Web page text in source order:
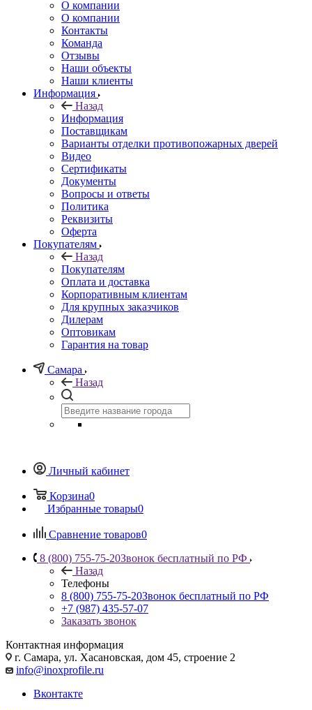
О компании
О компании
Контакты
Команда
Отзывы
Наши объекты
Наши клиенты
Информация
Назад
Информация
Поставщикам
Варианты отделки противопожарных дверей
Видео
Сертификаты
Документы
Вопросы и ответы
Политика
Реквизиты
Оферта
Покупателям
Назад
Покупателям
Оплата и доставка
Корпоративным клиентам
Для крупных заказчиков
Дилерам
Оптовикам
Гарантия на товар
Самара
Назад
Личный кабинет
Корзина0
Избранные товары0
Сравнение товаров0
8 (800) 755-75-20Звонок бесплатный по РФ
Назад
Телефоны
8 (800) 755-75-20Звонок бесплатный по РФ
+7 (987) 435-57-07
Заказать звонок
Контактная информация
г. Самара, ул. Хасановская, дом 45, строение 2
info@inoxprofile.ru
Вконтакте